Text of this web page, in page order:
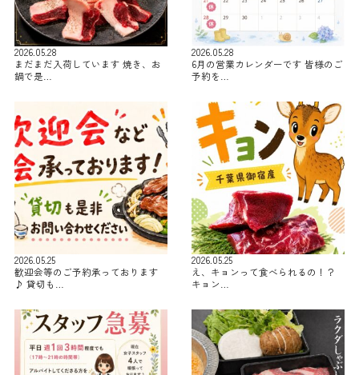
2026.05.28
まだまだ入荷しています 焼き、お
鍋で是…
2026.05.28
6月の営業カレンダーです 皆様のご
予約を…
2026.05.25
歓迎会等のご予約承っております
♪ 貸切も…
2026.05.25
え、キョンって食べられるの！？
キョン…